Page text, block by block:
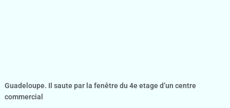
Guadeloupe. Il saute par la fenêtre du 4e etage d’un centre
commercial